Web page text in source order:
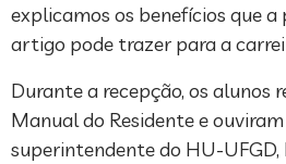
explicamos os benefícios que
artigo pode trazer para a
Durante a recepção, os alunos
Manual do Residente e
superintendente do HU-UFGD,